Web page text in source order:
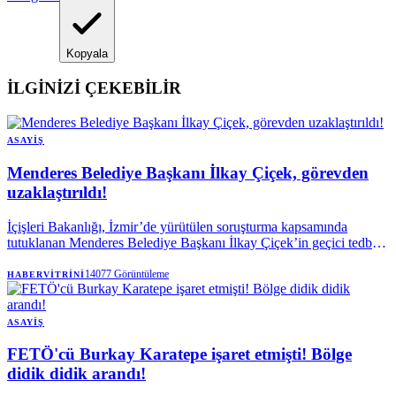
Kopyala
İLGİNİZİ ÇEKEBİLİR
ASAYIŞ
Menderes Belediye Başkanı İlkay Çiçek, görevden
uzaklaştırıldı!
İçişleri Bakanlığı, İzmir’de yürütülen soruşturma kapsamında
tutuklanan Menderes Belediye Başkanı İlkay Çiçek’in geçici tedbir
HABERVITRINI14077 Görüntüleme
ASAYIŞ
FETÖ'cü Burkay Karatepe işaret etmişti! Bölge
didik didik arandı!